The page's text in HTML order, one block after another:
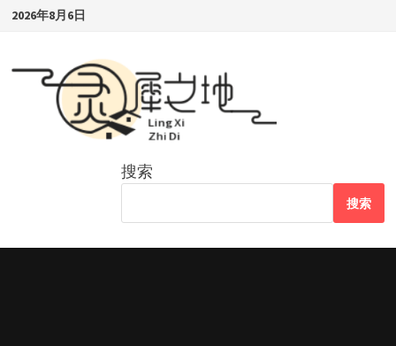
Skip2026年8月6日
搜索
搜索